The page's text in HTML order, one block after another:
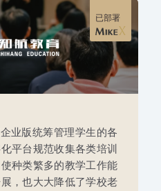
已部署
业版统筹管理学生的各
平台规范收集各类培训
种类繁多的教学工作能
，也大大降低了学校老